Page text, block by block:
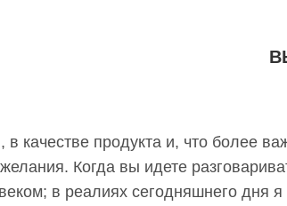
качестве продукта и, что более
Когда вы идете
в реалиях сегодняшнего